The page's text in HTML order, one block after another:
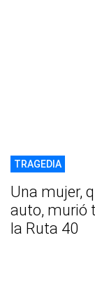
TRAGEDIA
Una mujer,
auto, murió
la Ruta 40